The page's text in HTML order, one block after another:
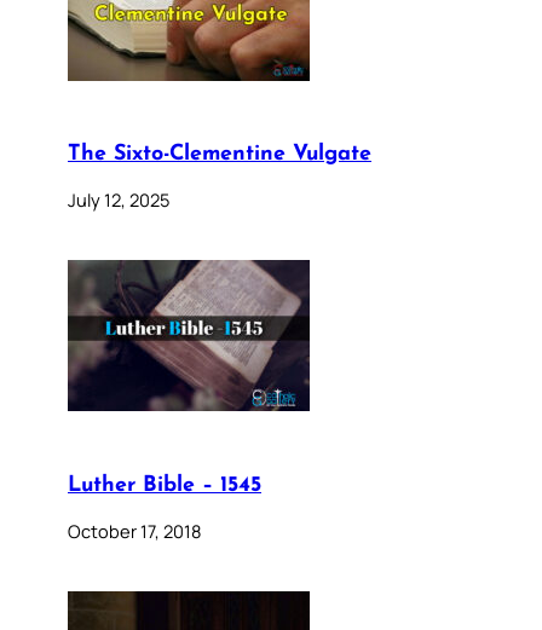
The Sixto-Clementine Vulgate
July 12, 2025
Luther Bible – 1545
October 17, 2018